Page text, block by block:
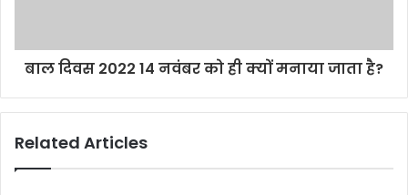
बाल दिवस 2022 14 नवंबर को ही क्यों मनाया जाता है?
Related Articles